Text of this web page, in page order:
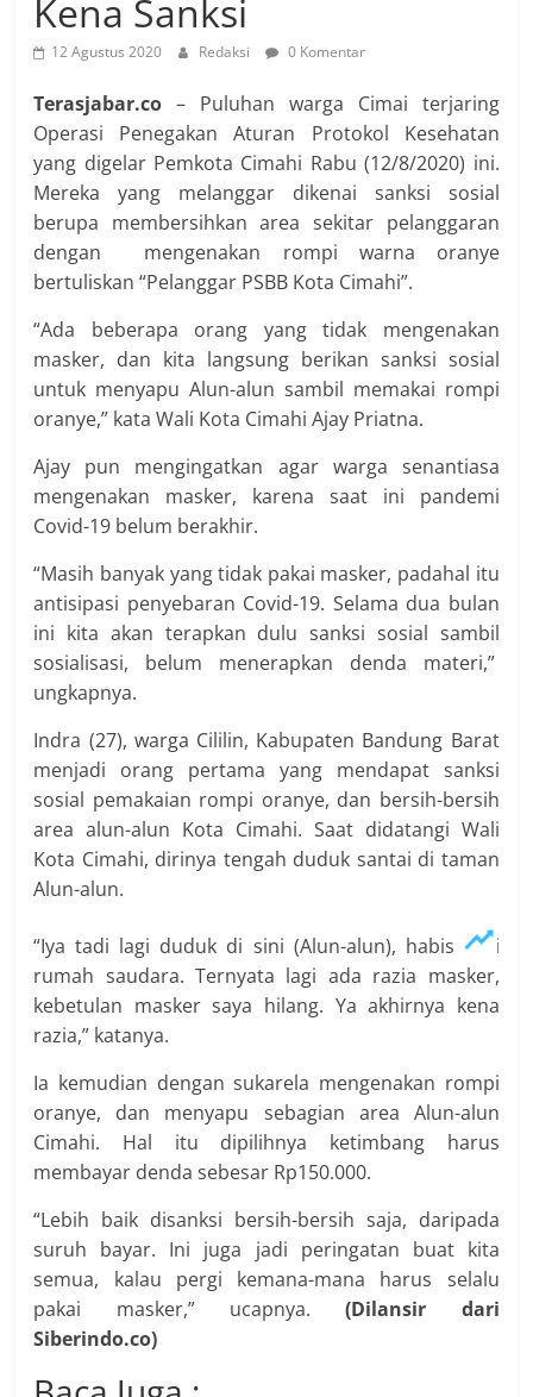
Kena Sanksi
12 Agustus 2020 Redaksi 0 Komentar
Terasjabar.co– Puluhan warga Cimai terjaring
Operasi Penegakan Aturan Protokol Kesehatan
yang digelar Pemkota Cimahi Rabu (12/8/2020) ini.
Mereka yang melanggar dikenai sanksi sosial
berupa membersihkan area sekitar pelanggaran
dengan mengenakan rompi warna oranye
bertuliskan “Pelanggar PSBB Kota Cimahi”.
“Ada beberapa orang yang tidak mengenakan
masker, dan kita langsung berikan sanksi sosial
untuk menyapu Alun-alun sambil memakai rompi
oranye,” kata Wali Kota Cimahi Ajay Priatna.
Ajay pun mengingatkan agar warga senantiasa
mengenakan masker, karena saat ini pandemi
Covid-19 belum berakhir.
“Masih banyak yang tidak pakai masker, padahal itu
antisipasi penyebaran Covid-19. Selama dua bulan
ini kita akan terapkan dulu sanksi sosial sambil
sosialisasi, belum menerapkan denda materi,”
ungkapnya.
Indra (27), warga Cililin, Kabupaten Bandung Barat
menjadi orang pertama yang mendapat sanksi
sosial pemakaian rompi oranye, dan bersih-bersih
area alun-alun Kota Cimahi. Saat didatangi Wali
Kota Cimahi, dirinya tengah duduk santai di taman
Alun-alun.
“Iya tadi lagi duduk di sini (Alun-alun), habis dari
rumah saudara. Ternyata lagi ada razia masker,
kebetulan masker saya hilang. Ya akhirnya kena
razia,” katanya.
Ia kemudian dengan sukarela mengenakan rompi
oranye, dan menyapu sebagian area Alun-alun
Cimahi. Hal itu dipilihnya ketimbang harus
membayar denda sebesar Rp150.000.
“Lebih baik disanksi bersih-bersih saja, daripada
suruh bayar. Ini juga jadi peringatan buat kita
semua, kalau pergi kemana-mana harus selalu
pakai masker,” ucapnya.(Dilansir dari
Siberindo.co)